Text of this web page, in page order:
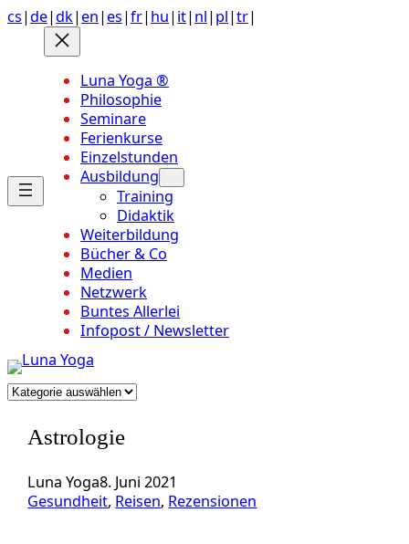
Anchor
Zum
Inhalt
springen
cs|de|dk| en| es|fr| hu| it| nl| pl|tr|
Luna Yoga ®
Philosophie
Seminare
Ferienkurse
Einzelstunden
Ausbildung
Training
Didaktik
Weiterbildung
Bücher & Co
Medien
Netzwerk
Buntes Allerlei
Infopost / Newsletter
Kategorien
Astrologie
Luna Yoga8. Juni 2021
Gesundheit, Reisen, Rezensionen